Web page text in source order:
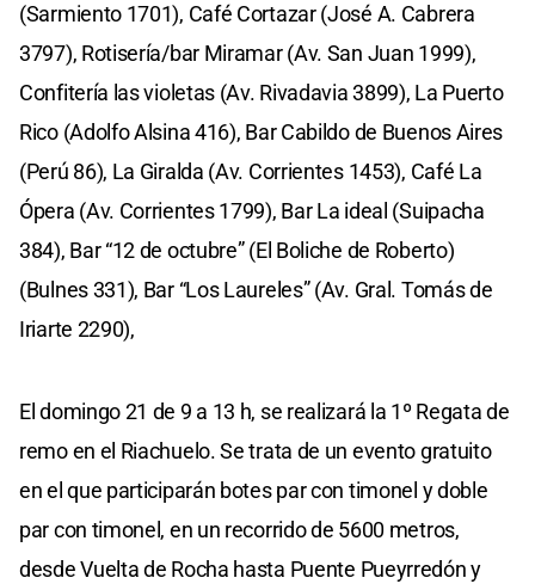
(Sarmiento 1701), Café Cortazar (José A. Cabrera
3797), Rotisería/bar Miramar (Av. San Juan 1999),
Confitería las violetas (Av. Rivadavia 3899), La Puerto
Rico (Adolfo Alsina 416), Bar Cabildo de Buenos Aires
(Perú 86), La Giralda (Av. Corrientes 1453), Café La
Ópera (Av. Corrientes 1799), Bar La ideal (Suipacha
384), Bar “12 de octubre” (El Boliche de Roberto)
(Bulnes 331), Bar “Los Laureles” (Av. Gral. Tomás de
Iriarte 2290),
El domingo 21 de 9 a 13 h, se realizará la 1º Regata de
remo en el Riachuelo. Se trata de un evento gratuito
en el que participarán botes par con timonel y doble
par con timonel, en un recorrido de 5600 metros,
desde Vuelta de Rocha hasta Puente Pueyrredón y